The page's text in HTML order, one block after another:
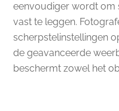
eenvoudiger wordt om
vast te leggen.
scherpstelinstellingen
de geavanceerde
beschermt zowel het